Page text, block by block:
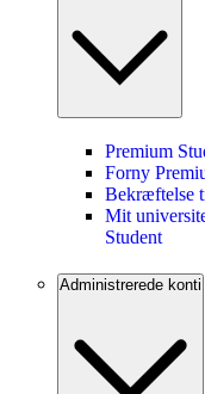
Premium
Forny
Bekræftelse
Mit
Student
Administrerede konti